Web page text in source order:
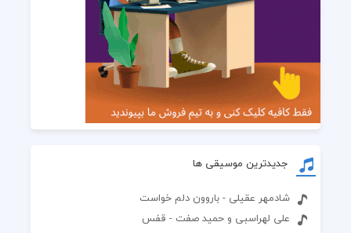
جدیدترین موسیقی ها
شادمهر عقیلی - باروون دلم خواست
علی لهراسبی و حمید صفت - قفس